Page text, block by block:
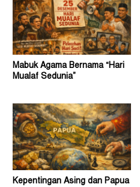
Mabuk Agama Bernama “Hari
Mualaf Sedunia”
Kepentingan Asing dan Papua